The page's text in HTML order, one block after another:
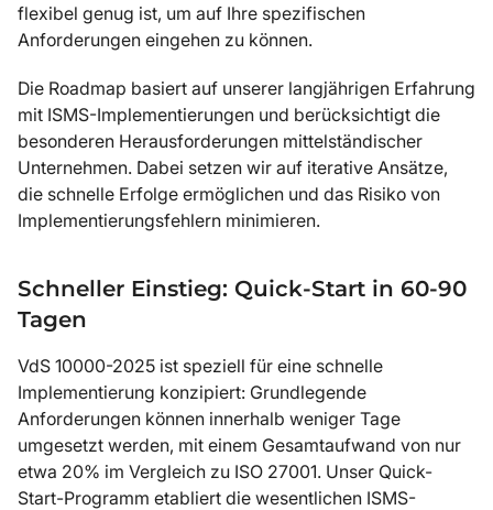
flexibel genug ist, um auf Ihre spezifischen
Anforderungen eingehen zu können.
Die Roadmap basiert auf unserer langjährigen Erfahrung
mit ISMS-Implementierungen und berücksichtigt die
besonderen Herausforderungen mittelständischer
Unternehmen. Dabei setzen wir auf iterative Ansätze,
die schnelle Erfolge ermöglichen und das Risiko von
Implementierungsfehlern minimieren.
Schneller Einstieg: Quick-Start in 60-90
Tagen
VdS 10000-2025 ist speziell für eine schnelle
Implementierung konzipiert: Grundlegende
Anforderungen können innerhalb weniger Tage
umgesetzt werden, mit einem Gesamtaufwand von nur
etwa 20% im Vergleich zu ISO 27001. Unser Quick-
Start-Programm etabliert die wesentlichen ISMS-